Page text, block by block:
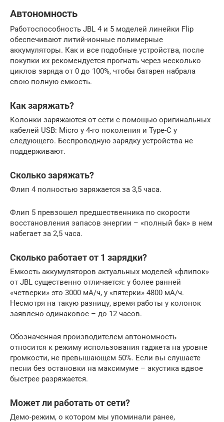
Автономность
Работоспособность JBL 4 и 5 моделей линейки Flip
обеспечивают литий-ионные полимерные
аккумуляторы. Как и все подобные устройства, после
покупки их рекомендуется прогнать через несколько
циклов заряда от 0 до 100%, чтобы батарея набрала
свою полную емкость.
Как заряжать?
Колонки заряжаются от сети с помощью оригинальных
кабелей USB: Micro у 4-го поколения и Type-C у
следующего. Беспроводную зарядку устройства не
поддерживают.
Сколько заряжать?
Флип 4 полностью заряжается за 3,5 часа.
Флип 5 превзошел предшественника по скорости
восстановления запасов энергии – «полный бак» в нем
набегает за 2,5 часа.
Сколько работает от 1 зарядки?
Емкость аккумуляторов актуальных моделей «флипок»
от JBL существенно отличается: у более ранней
«четверки» это 3000 мА/ч, у «пятерки» 4800 мА/ч.
Несмотря на такую разницу, время работы у колонок
заявлено одинаковое – до 12 часов.
Обозначенная производителем автономность
относится к режиму использования гаджета на уровне
громкости, не превышающем 50%. Если вы слушаете
песни без остановки на максимуме – акустика вдвое
быстрее разряжается.
Может ли работать от сети?
Демо-режим, о котором мы упоминали ранее,